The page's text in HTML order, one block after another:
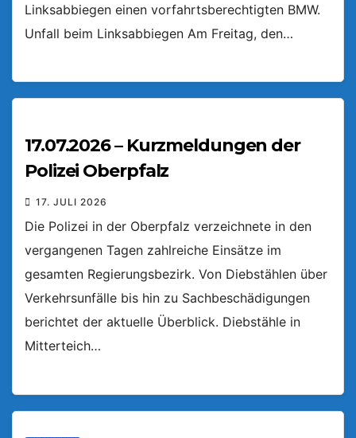
Linksabbiegen einen vorfahrtsberechtigten BMW.
Unfall beim Linksabbiegen Am Freitag, den…
17.07.2026 – Kurzmeldungen der
Polizei Oberpfalz
17. JULI 2026
Die Polizei in der Oberpfalz verzeichnete in den
vergangenen Tagen zahlreiche Einsätze im
gesamten Regierungsbezirk. Von Diebstählen über
Verkehrsunfälle bis hin zu Sachbeschädigungen
berichtet der aktuelle Überblick. Diebstähle in
Mitterteich…